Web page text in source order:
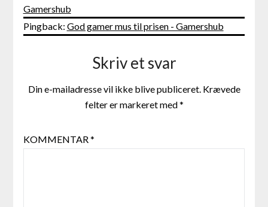
Gamershub
Pingback: God gamer mus til prisen - Gamershub
Skriv et svar
Din e-mailadresse vil ikke blive publiceret. Krævede
felter er markeret med*
KOMMENTAR *